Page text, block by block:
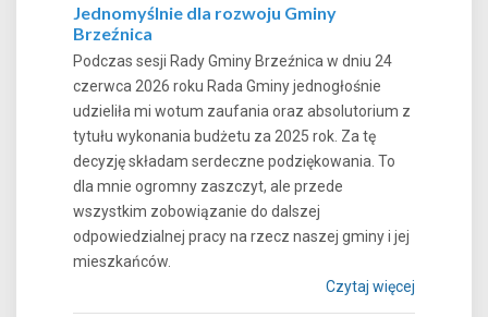
Jednomyślnie dla rozwoju Gminy
Brzeźnica
Podczas sesji Rady Gminy Brzeźnica w dniu 24
czerwca 2026 roku Rada Gminy jednogłośnie
udzieliła mi wotum zaufania oraz absolutorium z
tytułu wykonania budżetu za 2025 rok. Za tę
decyzję składam serdeczne podziękowania. To
dla mnie ogromny zaszczyt, ale przede
wszystkim zobowiązanie do dalszej
odpowiedzialnej pracy na rzecz naszej gminy i jej
mieszkańców.
Czytaj więcej